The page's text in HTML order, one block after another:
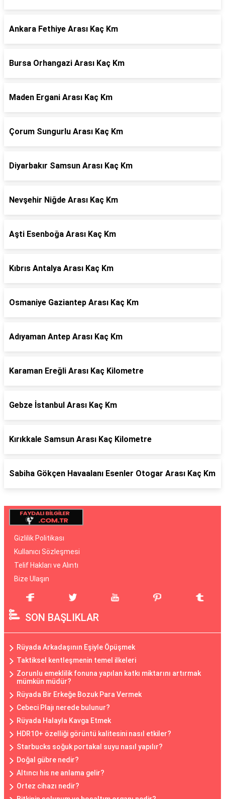
Ankara Fethiye Arası Kaç Km
Bursa Orhangazi Arası Kaç Km
Maden Ergani Arası Kaç Km
Çorum Sungurlu Arası Kaç Km
Diyarbakır Samsun Arası Kaç Km
Nevşehir Niğde Arası Kaç Km
Aşti Esenboğa Arası Kaç Km
Kıbrıs Antalya Arası Kaç Km
Osmaniye Gaziantep Arası Kaç Km
Adıyaman Antep Arası Kaç Km
Karaman Ereğli Arası Kaç Kilometre
Gebze İstanbul Arası Kaç Km
Kırıkkale Samsun Arası Kaç Kilometre
Sabiha Gökçen Havaalanı Esenler Otogar Arası Kaç Km
Gizlilik Politikası
Kullanıcı Sözleşmesi
Telif Hakları ve Alıntı
Bize Ulaşın
SON BAŞLIKLAR
Rüyada Arkadaşının Eşiyle Öpüşmek
Taktiksel kentleşmenin temel ilkeleri
Zorunlu emeklilik fonuna yapılan katkı miktarını artırmak
mümkün müdür?
Rüyada Bir Erkeğe Bozuk Para Vermek
Cebeci Plajı nerede bulunur?
Rüyada Halayla Kavga Etmek
HDR10+ özelliği görüntü kalitesini nasıl etkiler?
Starbucks soğuk portakal suyu nasıl yapılır?
Doğal gübre nedir?
Altıncı his ne anlama gelir?
Ortez cihazı nedir?